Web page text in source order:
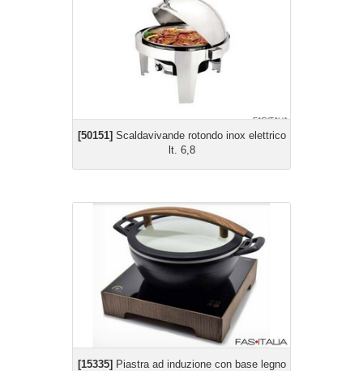
[50151] Scaldavivande rotondo inox elettrico
lt. 6,8
[15335]Piastra ad induzione con base legno